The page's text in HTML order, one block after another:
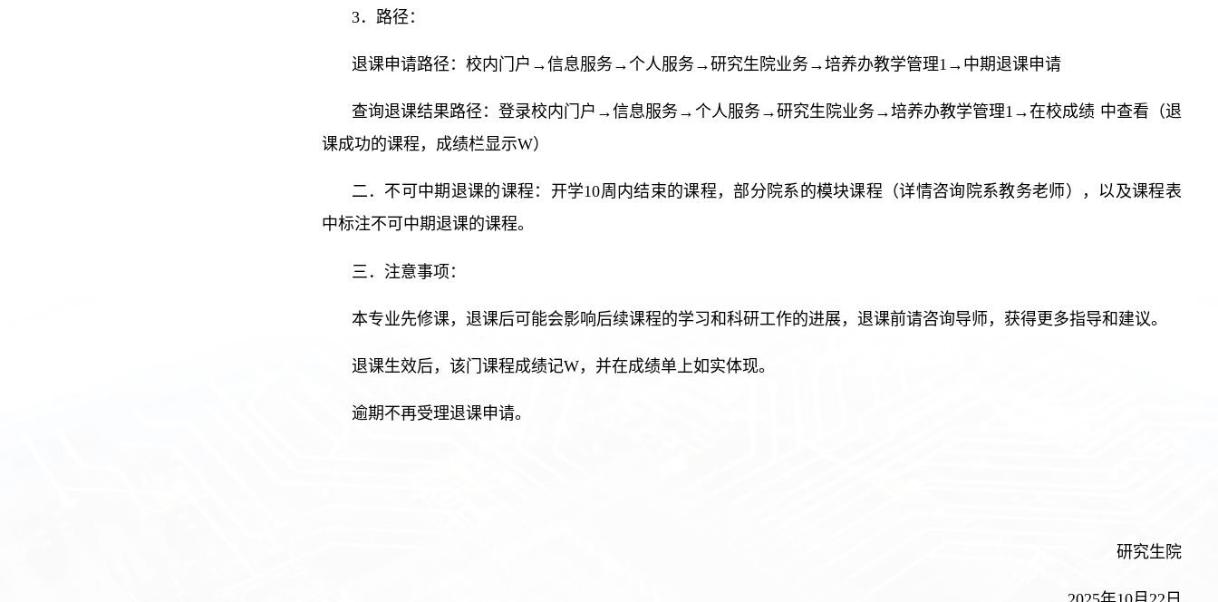
3．路径：
退课申请路径：校内门户→信息服务→个人服务→研究生院业务→培养办教学管理1→中期退课申请
查询退课结果路径：登录校内门户→信息服务→个人服务→研究生院业务→培养办教学管理1→在校成绩 中查看（退
课成功的课程，成绩栏显示W）
二．不可中期退课的课程：开学10周内结束的课程，部分院系的模块课程（详情咨询院系教务老师），以及课程表
中标注不可中期退课的课程。
三．注意事项：
本专业先修课，退课后可能会影响后续课程的学习和科研工作的进展，退课前请咨询导师，获得更多指导和建议。
退课生效后，该门课程成绩记W，并在成绩单上如实体现。
逾期不再受理退课申请。
研究生院